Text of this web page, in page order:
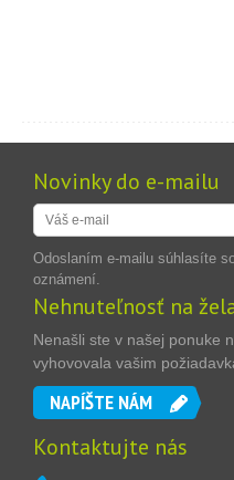
Novinky do e-mailu
Odoslaním e-mailu súhlasíte
oznámení.
Nehnuteľnosť na
Nenašli ste v našej ponuke
vyhovovala vašim
NAPÍŠTE NÁM
Kontaktujte nás